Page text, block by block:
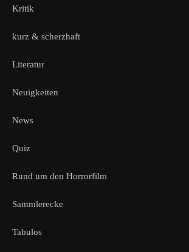
Kritik
kurz & scherzhaft
Literatur
Neuigkeiten
News
Quiz
Rund um den Horrorfilm
Sammlerecke
Tabulos